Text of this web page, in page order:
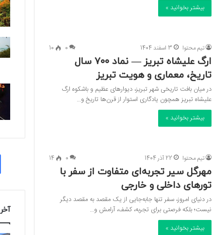
بیشتر بخوانید »
تیم محتوا 3 اسفند 1404 0
10
ارگ علیشاه تبریز — نماد ۷۰۰ سال
تاریخ، معماری و هویت تبریز
در میان بافت تاریخی شهر تبریز، دیوارهای عظیم و باشکوه ارگ
علیشاه تبریز همچون یادگاری استوار از قرن‌ها تاریخ و…
بیشتر بخوانید »
تیم محتوا 22 آذر 1404 0
14
مهرگل سیر تجربه‌ای متفاوت از سفر با
تورهای داخلی و خارجی
در دنیای امروز، سفر تنها جابه‌جایی از یک مقصد به مقصد دیگر
نیست؛ بلکه فرصتی برای تجربه، کشف، آرامش و…
بیشتر بخوانید »